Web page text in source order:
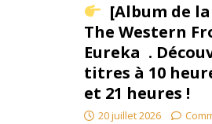
[Album de
The Western
Eureka .
titres à 10
et 21 heures !
20 juillet 2026